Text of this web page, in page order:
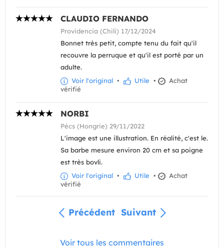
CLAUDIO FERNANDO
Providencia (Chili) 17/12/2024
Bonnet très petit, compte tenu du fait qu'il
recouvre la perruque et qu'il est porté par un
adulte.
Voir l'original • Utile •
Achat
vérifié
NORBI
Pécs (Hongrie) 29/11/2022
L'image est une illustration. En réalité, c'est le.
Sa barbe mesure environ 20 cm et sa poigne
est très bovli.
Voir l'original • Utile •
Achat
vérifié
Précédent Suivant
Voir tous les commentaires